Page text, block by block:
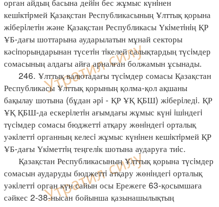
кешiктiрмей Қазақстан Республикасының Ұлттық қорына
жiберiлетiн және Қазақстан Республикасы Үкiметiнiң ҚР
ҰБ-дағы шоттарына аударылатын мұнай секторы
кәсiпорындарынан түсетiн тiкелей салықтардың түсiмдер
сомасының алдағы айға арналған болжамын ұсынады.
246. Ұлттық валютадағы түсiмдер сомасы Қазақстан
Республикасы Ұлттық қорының қолма-қол ақшаны
бақылау шотына (бұдан әрi - ҚР ҰҚ ҚБШ) жiберiледi. ҚР
ҰҚ ҚБШ-да ескерiлетiн ағымдағы жұмыс күнi iшiндегi
түсiмдер сомасы бюджеттi атқару жөнiндегi орталық
уәкiлеттi органның келесi жұмыс күнiнен кешiктiрмей ҚР
ҰБ-дағы Үкiметтiң теңгелiк шотына аударуға тиiс.
Қазақстан Республикасының Ұлттық қорына түсiмдер
сомасын аударуды бюджеттi атқару жөнiндегi орталық
уәкiлеттi орган күн сайын осы Ережеге 63-қосымшаға
сәйкес 2-38-нысан бойынша қазынашылықтың